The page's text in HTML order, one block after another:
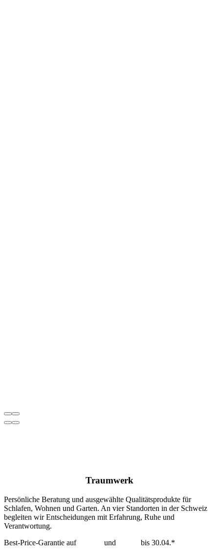
Traumwerk
Persönliche Beratung und ausgewählte Qualitätsprodukte für
Schlafen, Wohnen und Garten. An vier Standorten in der Schweiz
begleiten wir Entscheidungen mit Erfahrung, Ruhe und
Verantwortung.
Best-Price-Garantie auf
und
bis 30.04.*